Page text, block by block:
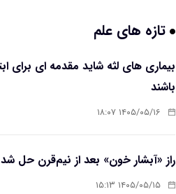
تازه های علم
باشند
۱۴۰۵/۰۵/۱۶ ۱۸:۰۷
راز «آبشار خون» بعد از نیم‌قرن حل شد
۱۴۰۵/۰۵/۱۵ ۱۵:۱۳